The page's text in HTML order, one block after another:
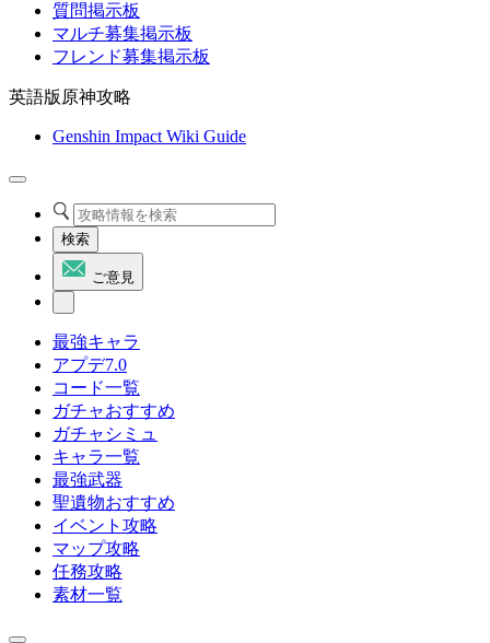
質問掲示板
マルチ募集掲示板
フレンド募集掲示板
英語版原神攻略
Genshin Impact Wiki Guide
検索
ご意見
最強キャラ
アプデ7.0
コード一覧
ガチャおすすめ
ガチャシミュ
キャラ一覧
最強武器
聖遺物おすすめ
イベント攻略
マップ攻略
任務攻略
素材一覧